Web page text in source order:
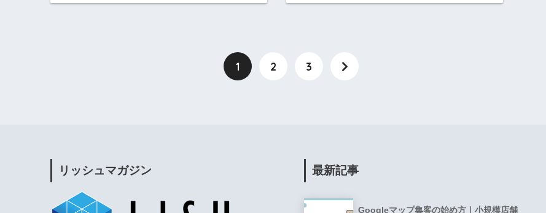
1 2 3
リッシュマガジン 最新記事
Googleマップ集客の始め方｜小規模店舗